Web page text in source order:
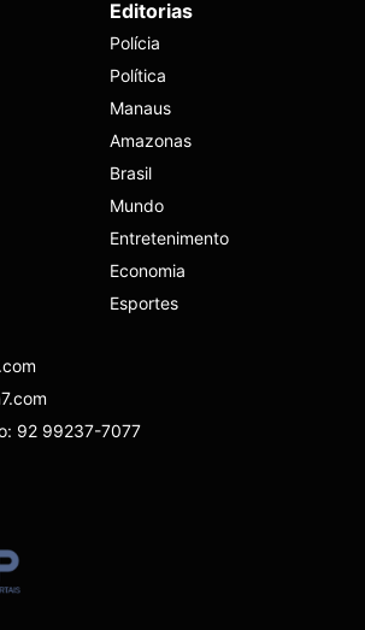
Editorias
Polícia
Política
Manaus
Amazonas
Brasil
Mundo
Entretenimento
Economia
Esportes
92 99237-7077